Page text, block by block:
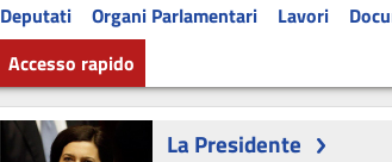
Deputati Organi Parlamentari Lavori
Accesso rapido
La Presidente